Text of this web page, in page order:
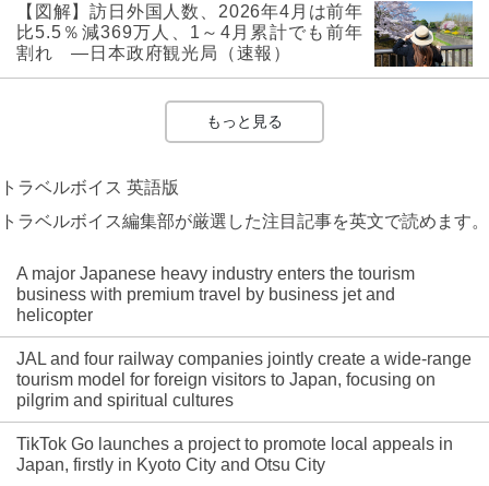
【図解】訪日外国人数、2026年4月は前年
比5.5％減369万人、1～4月累計でも前年
割れ ―日本政府観光局（速報）
もっと見る
トラベルボイス 英語版
トラベルボイス編集部が厳選した注目記事を英文で読めます。
A major Japanese heavy industry enters the tourism
business with premium travel by business jet and
helicopter
JAL and four railway companies jointly create a wide-range
tourism model for foreign visitors to Japan, focusing on
pilgrim and spiritual cultures
TikTok Go launches a project to promote local appeals in
Japan, firstly in Kyoto City and Otsu City